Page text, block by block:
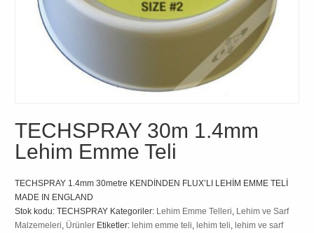
TECHSPRAY 30m 1.4mm
Lehim Emme Teli
TECHSPRAY 1.4mm 30metre KENDİNDEN FLUX’LI LEHİM EMME TELİ
MADE IN ENGLAND
Stok kodu:TECHSPRAY Kategoriler: Lehim Emme Telleri Lehim ve Sarf
Malzemeleri Ürünler Etiketler:lehim emme teli ,lehim teli ,lehim ve sarf